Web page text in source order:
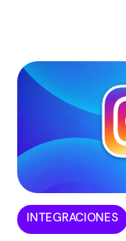
INTEGRACIONES